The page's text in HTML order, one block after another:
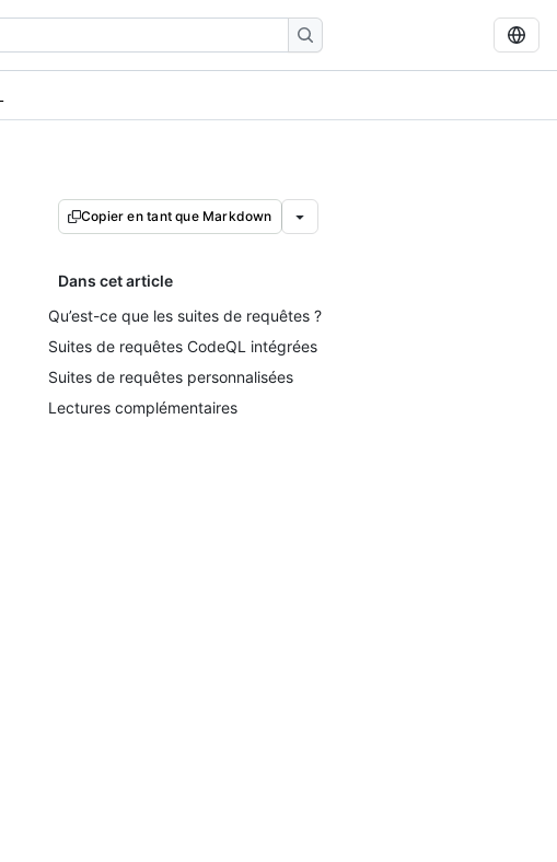
Copier en tant que Markdown
Dans cet article
Qu’est-ce que les suites de requêtes ?
Suites de requêtes CodeQL intégrées
Suites de requêtes personnalisées
Lectures complémentaires